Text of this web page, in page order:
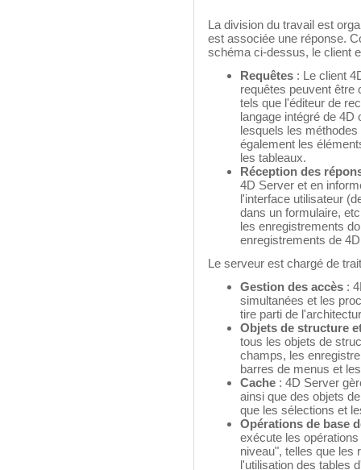
La division du travail est
est associée une réponse.
schéma ci-dessus, le client
Requêtes : Le client
requêtes peuvent être
tels que l'éditeur de
langage intégré de
lesquels les
également les
les tableaux.
Réception des
4D Server et en
l'interface utilisateur
dans un formulaire,
les enregistrements
enregistrements de
Le serveur est chargé de
Gestion des accès :
simultanées et les
tire parti de
Objets de structure
tous les objets de
champs, les
barres de menus et
Cache : 4D Server
ainsi que des objets
que les sélections et
Opérations de base
exécute les
niveau", telles que les
l'utilisation des tables